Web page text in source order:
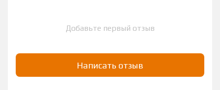
Добавьте первый отзыв
Написать отзыв